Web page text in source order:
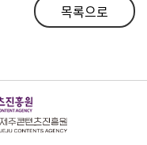
목록으로